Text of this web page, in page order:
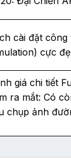
cài đặt
cực
giá chi tiết
ra mắt: Có
chụp ảnh